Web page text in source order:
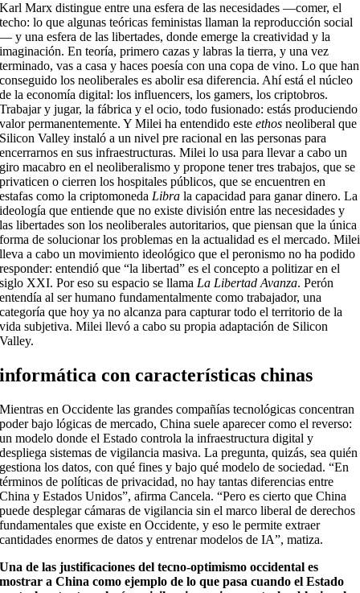
Karl Marx distingue entre una esfera de las necesidades —comer, el
techo: lo que algunas teóricas feministas llaman la reproducción social
— y una esfera de las libertades, donde emerge la creatividad y la
imaginación. En teoría, primero cazas y labras la tierra, y una vez
terminado, vas a casa y haces poesía con una copa de vino. Lo que han
conseguido los neoliberales es abolir esa diferencia. Ahí está el núcleo
de la economía digital: los influencers, los gamers, los criptobros.
Trabajar y jugar, la fábrica y el ocio, todo fusionado: estás produciendo
valor permanentemente. Y Milei ha entendido esteethosneoliberal que
Silicon Valley instaló a un nivel pre racional en las personas para
encerrarnos en sus infraestructuras. Milei lo usa para llevar a cabo un
giro macabro en el neoliberalismo y propone tener tres trabajos, que se
privaticen o cierren los hospitales públicos, que se encuentren en
estafas como la criptomoneda Libra la capacidad para ganar dinero. La
ideología que entiende que no existe división entre las necesidades y
las libertades son los neoliberales autoritarios, que piensan que la única
forma de solucionar los problemas en la actualidad es el mercado. Milei
lleva a cabo un movimiento ideológico que el peronismo no ha podido
responder: entendió que “la libertad” es el concepto a politizar en el
siglo XXI. Por eso su espacio se llama La Libertad Avanza. Perón
entendía al ser humano fundamentalmente como trabajador, una
categoría que hoy ya no alcanza para capturar todo el territorio de la
vida subjetiva. Milei llevó a cabo su propia adaptación de Silicon
Valley.
informática con características chinas
Mientras en Occidente las grandes compañías tecnológicas concentran
poder bajo lógicas de mercado, China suele aparecer como el reverso:
un modelo donde el Estado controla la infraestructura digital y
despliega sistemas de vigilancia masiva. La pregunta, quizás, sea quién
gestiona los datos, con qué fines y bajo qué modelo de sociedad. “En
términos de políticas de privacidad, no hay tantas diferencias entre
China y Estados Unidos”, afirma Cancela. “Pero es cierto que China
puede desplegar cámaras de vigilancia sin el marco liberal de derechos
fundamentales que existe en Occidente, y eso le permite extraer
cantidades enormes de datos y entrenar modelos de IA”, matiza.
Una de las justificaciones del tecno-optimismo occidental es
mostrar a China como ejemplo de lo que pasa cuando el Estado